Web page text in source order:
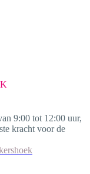
9:00 tot 12:00 uur,
kracht voor de